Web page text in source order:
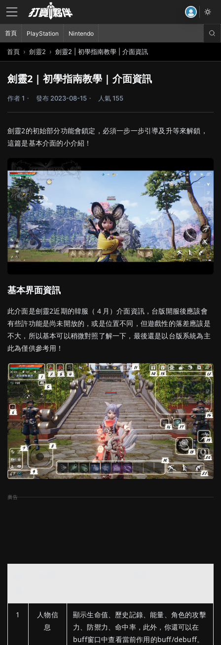
首頁 劍靈2 劍靈2 | 初學指南教學 | 介面資訊
劍靈2 | 初學指南教學 | 介面資訊
作者 1 發布 2023-08-15 人氣 155
劍靈2的初始部分功能會鎖定，必須一步一步引導及升等來解鎖，
這篇是基本介面的小介紹！
基本界面資訊
此介面是劍靈2近期的韓服（４月）介面資訊，台版開服後應該會
有些許功能是尚未開放的，或是位置不同，但遊戲性的落差應該是
不大，所以基本可以稍微對照了解一下，最後還是以台版系統為主
此為僅供參考用！
1
人物信
息
顯示生命值、歷史記錄、能量、角色的攻擊
力、防禦力、命中率，此外，你還可以在
buff窗口中查看當前作用的buff/debuff。
首頁 PlayStation Nintendo